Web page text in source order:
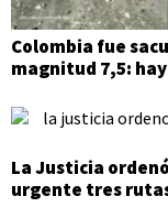
Colombia fue
magnitud 7,5:
La Justicia
urgente tres